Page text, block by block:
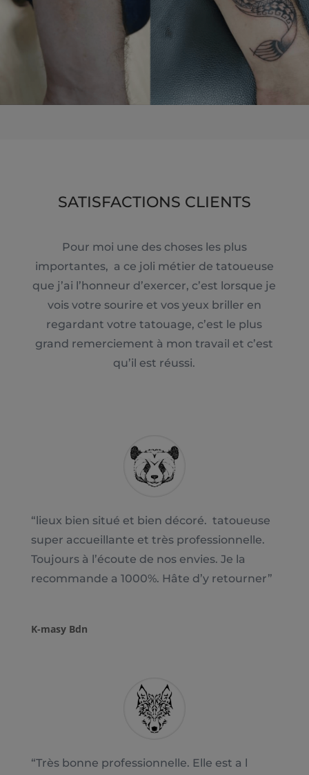
SATISFACTIONS CLIENTS
Pour moi une des choses les plus
importantes, a ce joli métier de tatoueuse
que j’ai l’honneur d’exercer, c’est lorsque je
vois votre sourire et vos yeux briller en
regardant votre tatouage, c’est le plus
grand remerciement à mon travail et c’est
qu’il est réussi.
“lieux bien situé et bien décoré. tatoueuse
super accueillante et très professionnelle.
Toujours à l’écoute de nos envies. Je la
recommande a 1000%. Hâte d’y retourner”
K-masy Bdn
“Très bonne professionnelle. Elle est a l